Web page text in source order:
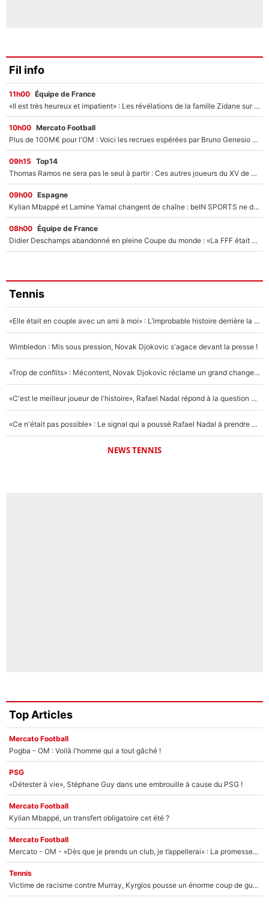
Fil info
11h00 Équipe de France
«Il est très heureux et impatient» : Les révélations de la famille Zidane sur sa prise de pouvoir en équipe de France !
10h00 Mercato Football
Plus de 100M€ pour l'OM : Voici les recrues espérées par Bruno Genesio et Grégory Lorenzi après l’opération dégraissage
09h15 Top14
Thomas Ramos ne sera pas le seul à partir : Ces autres joueurs du XV de France pourraient aussi quitter le Stade Toulousain, un club de Top 14 est déjà sur les rangs
09h00 Espagne
Kylian Mbappé et Lamine Yamal changent de chaîne : beIN SPORTS ne digère pas cette décision historique et prédit un fiasco pour la Liga
08h00 Équipe de France
Didier Deschamps abandonné en pleine Coupe du monde : «La FFF était déjà passée à Zinedine Zidane»
Tennis
«Elle était en couple avec un ami à moi» : L’improbable histoire derrière la «seule relation longue» de Novak Djokovic
Wimbledon : Mis sous pression, Novak Djokovic s'agace devant la presse !
«Trop de conflits» : Mécontent, Novak Djokovic réclame un grand changement !
«C'est le meilleur joueur de l'histoire», Rafael Nadal répond à la question que tout le monde se pose !
«Ce n'était pas possible» : Le signal qui a poussé Rafael Nadal à prendre sa retraite !
NEWS TENNIS
Top Articles
Mercato Football
Pogba - OM : Voilà l'homme qui a tout gâché !
PSG
«Détester à vie», Stéphane Guy dans une embrouille à cause du PSG !
Mercato Football
Kylian Mbappé, un transfert obligatoire cet été ?
Mercato Football
Mercato - OM - «Dès que je prends un club, je t’appellerai» : La promesse de Marcelino au moment de claquer la porte
Tennis
Victime de racisme contre Murray, Kyrgios pousse un énorme coup de gueule !